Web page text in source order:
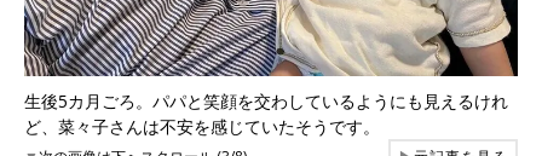
生後5カ月ごろ。パパと笑顔を交わしているようにも見えるけれ
ど、菜々子さんは不安を感じていたそうです。